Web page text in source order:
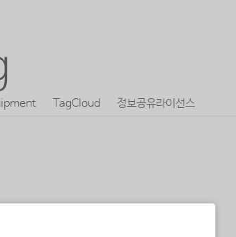
TagCloud 정보공유라이선스